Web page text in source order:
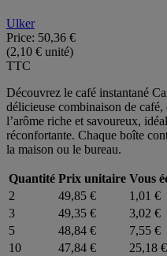
Ulker
Price: 50,36 €
(2,10 € unité)
TTC
Découvrez le café instantané
délicieuse combinaison de
l’arôme riche et savoureux,
réconfortante. Chaque boîte
la maison ou le bureau.
Quantité Prix unitaire Vous
2
49,85 €
1,01 €
3
49,35 €
3,02 €
5
48,84 €
7,55 €
10
47,84 €
25,18 €